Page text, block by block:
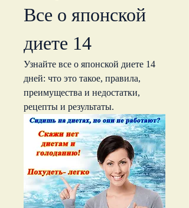
Все о японской
диете 14
Узнайте все о японской диете 14
дней: что это такое, правила,
преимущества и недостатки,
рецепты и результаты.